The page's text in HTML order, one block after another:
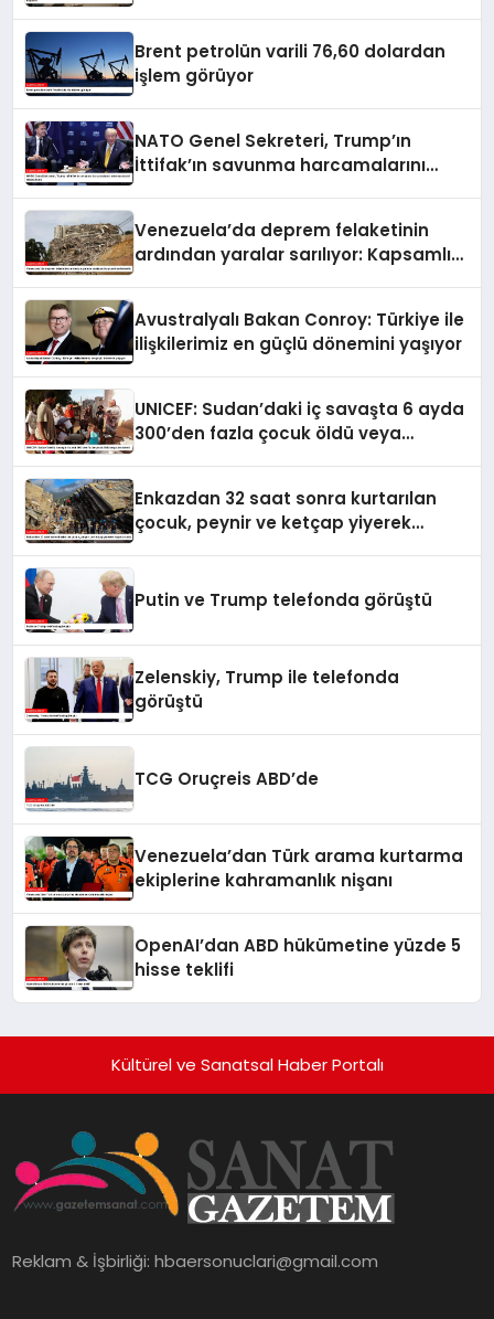
Brent petrolün varili 76,60 dolardan
işlem görüyor
NATO Genel Sekreteri, Trump’ın
İttifak’ın savunma harcamalarını
Venezuela’da deprem felaketinin
ardından yaralar sarılıyor: Kapsamlı
Avustralyalı Bakan Conroy: Türkiye ile
ilişkilerimiz en güçlü dönemini yaşıyor
UNICEF: Sudan’daki iç savaşta 6 ayda
300’den fazla çocuk öldü veya
Enkazdan 32 saat sonra kurtarılan
çocuk, peynir ve ketçap yiyerek
Putin ve Trump telefonda görüştü
Zelenskiy, Trump ile telefonda
görüştü
TCG Oruçreis ABD’de
Venezuela’dan Türk arama kurtarma
ekiplerine kahramanlık nişanı
OpenAI’dan ABD hükümetine yüzde 5
hisse teklifi
Kültürel ve Sanatsal Haber Portalı
Reklam & İşbirliği:hbaersonuclari@gmail.com